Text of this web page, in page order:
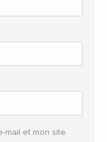
mail et mon site